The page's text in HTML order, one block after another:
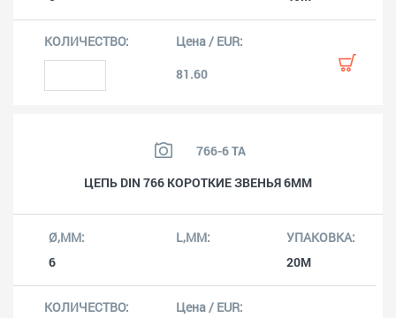
81.60
766-6 TA
ЦЕПЬ DIN 766 КОРОТКИЕ ЗВЕНЬЯ 6ММ
6 20M